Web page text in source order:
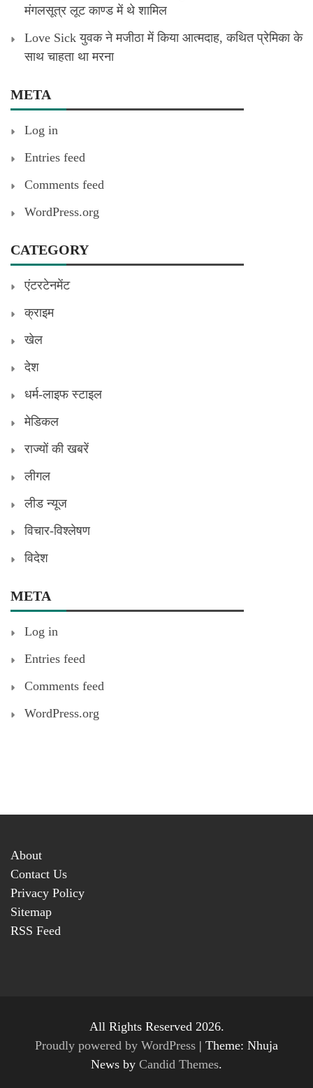
मंगलसूत्र लूट काण्‍ड में थे शामिल
Love Sick युवक ने मजीठा में किया आत्मदाह, कथित प्रेमिका के
साथ चाहता था मरना
META
Log in
Entries feed
Comments feed
WordPress.org
CATEGORY
एंटरटेनमेंट
क्राइम
खेल
देश
धर्म-लाइफ स्टाइल
मेडिकल
राज्यों की खबरें
लीगल
लीड न्यूज
विचार-विश्लेषण
विदेश
META
Log in
Entries feed
Comments feed
WordPress.org
About
Contact Us
Privacy Policy
Sitemap
RSS Feed
All Rights Reserved 2026.
Proudly powered by WordPress | Theme: Nhuja
News by Candid Themes.